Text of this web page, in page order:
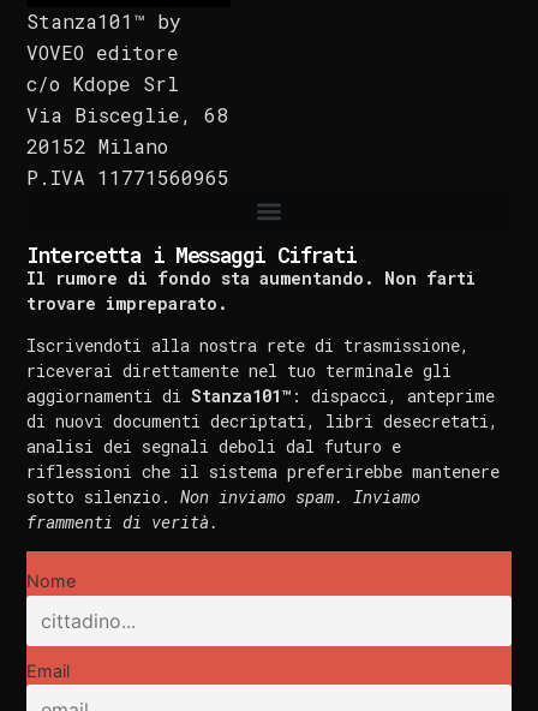
Stanza101™ by
VOVEO editore
c/o Kdope Srl
Via Bisceglie, 68
20152 Milano
P.IVA 11771560965
Intercetta i Messaggi Cifrati
Il rumore di fondo sta aumentando. Non farti
trovare impreparato.
Iscrivendoti alla nostra rete di trasmissione,
riceverai direttamente nel tuo terminale gli
aggiornamenti diStanza101™ : dispacci, anteprime
di nuovi documenti decriptati, libri desecretati,
analisi dei segnali deboli dal futuro e
riflessioni che il sistema preferirebbe mantenere
sotto silenzio.Non inviamo spam. Inviamo
frammenti di verità.
Nome
Email